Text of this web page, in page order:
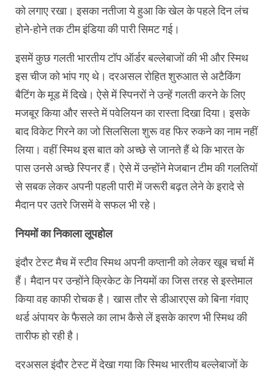
को लगाए रखा। इसका नतीजा ये हुआ कि खेल के पहले दिन लंच
होने-होने तक टीम इंडिया की पारी सिमट गई।
इसमें कुछ गलती भारतीय टॉप ऑर्डर बल्लेबाजों की भी और स्मिथ
इस चीज को भांप गए थे। दरअसल रोहित शुरुआत से अटैकिंग
बैटिंग के मूड में दिखे। ऐसे में स्पिनरों ने उन्हें गलती करने के लिए
मजबूर किया और सस्ते में पवेलियन का रास्ता दिखा दिया। इसके
बाद विकेट गिरने का जो सिलसिला शुरू वह फिर रुकने का नाम नहीं
लिया। वहीं स्मिथ इस बात को अच्छे से जानते हैं थे कि भारत के
पास उनसे अच्छे स्पिनर हैं। ऐसे में उन्होंने मेजबान टीम की गलतियों
से सबक लेकर अपनी पहली पारी में जरूरी बढ़त लेने के इरादे से
मैदान पर उतरे जिसमें वे सफल भी रहे।
नियमों का निकाला लूपहोल
इंदौर टेस्ट मैच में स्टीव स्मिथ अपनी कप्तानी को लेकर खूब चर्चा में
हैं। मैदान पर उन्होंने क्रिकेट के नियमों का जिस तरह से इस्तेमाल
किया वह काफी रोचक है। खास तौर से डीआरएस को बिना गंवाए
थर्ड अंपायर के फैसले का लाभ कैसे लें इसके कारण भी स्मिथ की
तारीफ हो रही है।
दरअसल इंदौर टेस्ट में देखा गया कि स्मिथ भारतीय बल्लेबाजों के